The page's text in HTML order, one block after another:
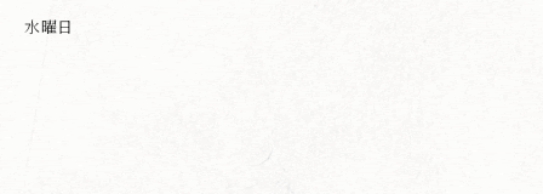
水曜日